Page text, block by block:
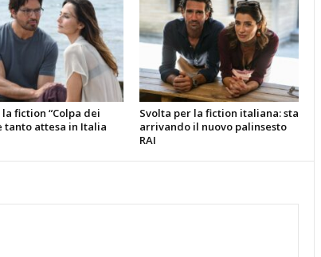
la fiction “Colpa dei
tanto attesa in Italia
Svolta per la fiction italiana: sta
arrivando il nuovo palinsesto
RAI